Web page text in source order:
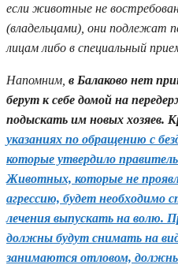
если животные не
(владельцами), они подлежат
лицам либо в специальный
Напомним, в Балаково нет
берут к себе домой на
подыскать им новых хозяев.
указаниях по обращению с
которые утвердило
Животных, которые не
агрессию, будет необходимо
лечения выпускать на волю.
должны будут снимать на
занимаются отловом, должны